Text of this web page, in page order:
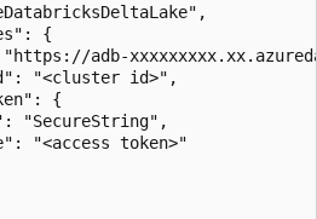
{
adb-
"<cluster id>",
{
"SecureString",
"<access token>"